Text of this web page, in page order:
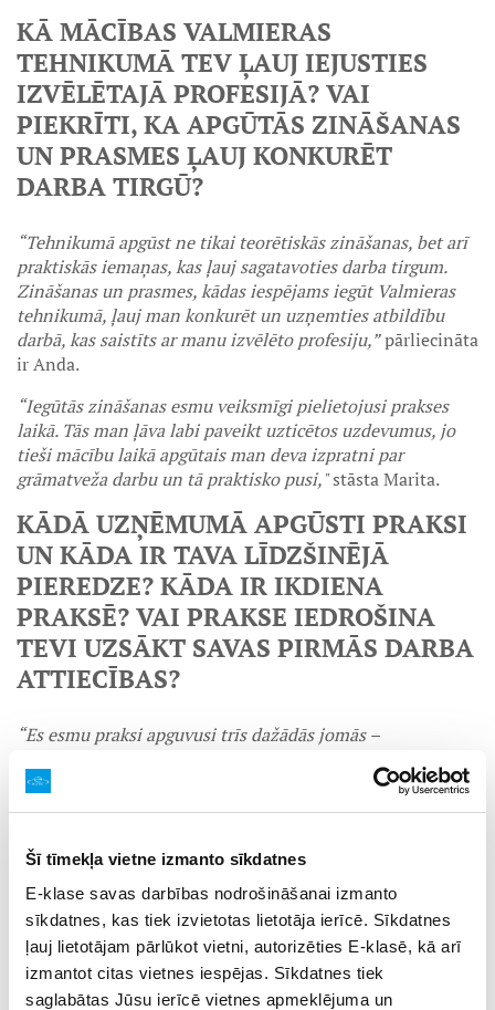
Šī tīmekļa vietne izmanto sīkdatnes
E-klase savas darbības nodrošināšanai izmanto
sīkdatnes, kas tiek izvietotas lietotāja ierīcē. Sīkdatnes
ļauj lietotājam pārlūkot vietni, autorizēties E-klasē, kā arī
izmantot citas vietnes iespējas. Sīkdatnes tiek
saglabātas Jūsu ierīcē vietnes apmeklējuma un
KĀ MĀCĪBAS VALMIERAS
TEHNIKUMĀ TEV ĻAUJ IEJUSTIES
IZVĒLĒTAJĀ PROFESIJĀ? VAI
PIEKRĪTI, KA APGŪTĀS ZINĀŠANAS
UN PRASMES ĻAUJ KONKURĒT
DARBA TIRGŪ?
“Tehnikumā apgūst ne tikai teorētiskās zināšanas, bet arī
praktiskās iemaņas, kas ļauj sagatavoties darba tirgum.
Zināšanas un prasmes, kādas iespējams iegūt Valmieras
tehnikumā, ļauj man konkurēt un uzņemties atbildību
darbā, kas saistīts ar manu izvēlēto profesiju,”pārliecināta
ir Anda.
“Iegūtās zināšanas esmu veiksmīgi pielietojusi prakses
laikā. Tās man ļāva labi paveikt uzticētos uzdevumus, jo
tieši mācību laikā apgūtais man deva izpratni par
grāmatveža darbu un tā praktisko pusi,"stāsta Marita.
KĀDĀ UZŅĒMUMĀ APGŪSTI PRAKSI
UN KĀDA IR TAVA LĪDZŠINĒJĀ
PIEREDZE? KĀDA IR IKDIENA
PRAKSĒ? VAI PRAKSE IEDROŠINA
TEVI UZSĀKT SAVAS PIRMĀS DARBA
ATTIECĪBAS?
“Es esmu praksi apguvusi trīs dažādās jomās –
jomām ir sava specifika, taču pieredze bijusi noderīga un
pozitīva, jo uz katru praksi gāju ar prieku un aizrautību,
neparedzama, jo loģistika nav pilnībā paredzama – katrs
jomu dinamisku un interesantu. Prakses pieredze mani
iedrošina uzsākt savas pirmās darba attiecības jau mācību
laikā, apvienojot tās ar darbu. Esmu gatava izmēģināt
dažādas iespējas un izmantot iegūtās zināšanas praksē, lai
turpinātu profesionāli attīstīties,”stāsta Anda.